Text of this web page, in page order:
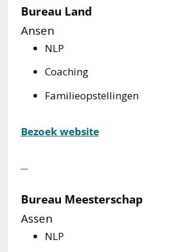
Bureau Land
Ansen
NLP
Coaching
Familieopstellingen
Bezoek website
Bureau Meesterschap
Assen
NLP